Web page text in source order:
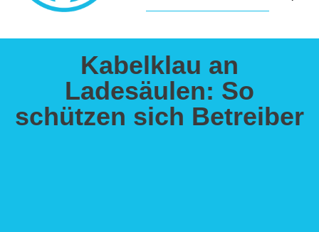
Kabelklau an
Ladesäulen: So
schützen sich Betreiber